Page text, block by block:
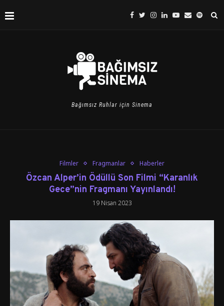
Bağımsız Ruhlar için Sinema
Filmler Fragmanlar Haberler
Özcan Alper’in Ödüllü Son Filmi “Karanlık
Gece”nin Fragmanı Yayınlandı!
19 Nisan 2023